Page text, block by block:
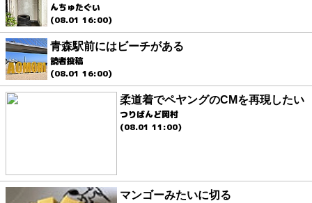
んちゅたぐい
(08.01 16:00)
青森駅前にはビーチがある
読者投稿
(08.01 16:00)
柔道着でペヤングのCMを再現したい
つりばんど岡村
(08.01 11:00)
マンゴーみたいに切る